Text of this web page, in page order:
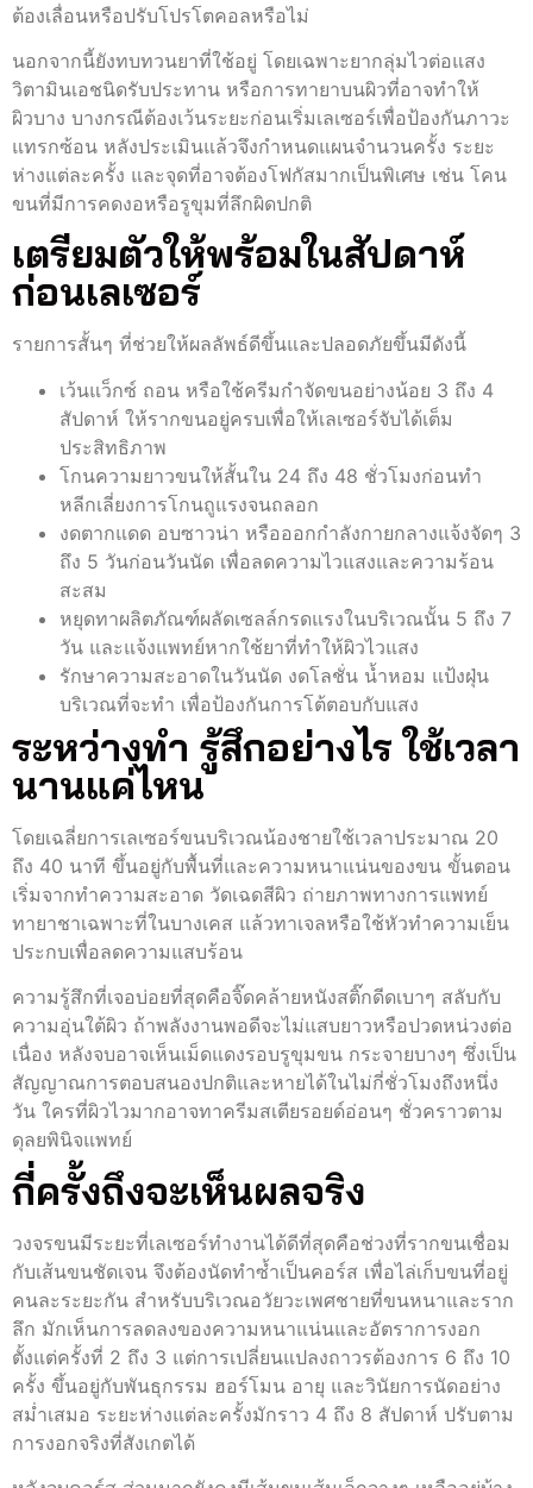
ต้องเลื่อนหรือปรับโปรโตคอลหรือไม่
นอกจากนี้ยังทบทวนยาที่ใช้อยู่ โดยเฉพาะยากลุ่มไวต่อแสง
วิตามินเอชนิดรับประทาน หรือการทายาบนผิวที่อาจทำให้
ผิวบาง บางกรณีต้องเว้นระยะก่อนเริ่มเลเซอร์เพื่อป้องกันภาวะ
แทรกซ้อน หลังประเมินแล้วจึงกำหนดแผนจำนวนครั้ง ระยะ
ห่างแต่ละครั้ง และจุดที่อาจต้องโฟกัสมากเป็นพิเศษ เช่น โคน
ขนที่มีการคดงอหรือรูขุมที่ลึกผิดปกติ
เตรียมตัวให้พร้อมในสัปดาห์
ก่อนเลเซอร์
รายการสั้นๆ ที่ช่วยให้ผลลัพธ์ดีขึ้นและปลอดภัยขึ้นมีดังนี้
เว้นแว็กซ์ ถอน หรือใช้ครีมกำจัดขนอย่างน้อย 3 ถึง 4
สัปดาห์ ให้รากขนอยู่ครบเพื่อให้เลเซอร์จับได้เต็ม
ประสิทธิภาพ
โกนความยาวขนให้สั้นใน 24 ถึง 48 ชั่วโมงก่อนทำ
หลีกเลี่ยงการโกนถูแรงจนถลอก
งดตากแดด อบซาวน่า หรือออกกำลังกายกลางแจ้งจัดๆ 3
ถึง 5 วันก่อนวันนัด เพื่อลดความไวแสงและความร้อน
สะสม
หยุดทาผลิตภัณฑ์ผลัดเซลล์กรดแรงในบริเวณนั้น 5 ถึง 7
วัน และแจ้งแพทย์หากใช้ยาที่ทำให้ผิวไวแสง
รักษาความสะอาดในวันนัด งดโลชั่น น้ำหอม แป้งฝุ่น
บริเวณที่จะทำ เพื่อป้องกันการโต้ตอบกับแสง
ระหว่างทำ รู้สึกอย่างไร ใช้เวลา
นานแค่ไหน
โดยเฉลี่ยการเลเซอร์ขนบริเวณน้องชายใช้เวลาประมาณ 20
ถึง 40 นาที ขึ้นอยู่กับพื้นที่และความหนาแน่นของขน ขั้นตอน
เริ่มจากทำความสะอาด วัดเฉดสีผิว ถ่ายภาพทางการแพทย์
ทายาชาเฉพาะที่ในบางเคส แล้วทาเจลหรือใช้หัวทำความเย็น
ประกบเพื่อลดความแสบร้อน
ความรู้สึกที่เจอบ่อยที่สุดคือจิ๊ดคล้ายหนังสติ๊กดีดเบาๆ สลับกับ
ความอุ่นใต้ผิว ถ้าพลังงานพอดีจะไม่แสบยาวหรือปวดหน่วงต่อ
เนื่อง หลังจบอาจเห็นเม็ดแดงรอบรูขุมขน กระจายบางๆ ซึ่งเป็น
สัญญาณการตอบสนองปกติและหายได้ในไม่กี่ชั่วโมงถึงหนึ่ง
วัน ใครที่ผิวไวมากอาจทาครีมสเตียรอยด์อ่อนๆ ชั่วคราวตาม
ดุลยพินิจแพทย์
กี่ครั้งถึงจะเห็นผลจริง
วงจรขนมีระยะที่เลเซอร์ทำงานได้ดีที่สุดคือช่วงที่รากขนเชื่อม
กับเส้นขนชัดเจน จึงต้องนัดทำซ้ำเป็นคอร์ส เพื่อไล่เก็บขนที่อยู่
คนละระยะกัน สำหรับบริเวณอวัยวะเพศชายที่ขนหนาและราก
ลึก มักเห็นการลดลงของความหนาแน่นและอัตราการงอก
ตั้งแต่ครั้งที่ 2 ถึง 3 แต่การเปลี่ยนแปลงถาวรต้องการ 6 ถึง 10
ครั้ง ขึ้นอยู่กับพันธุกรรม ฮอร์โมน อายุ และวินัยการนัดอย่าง
สม่ำเสมอ ระยะห่างแต่ละครั้งมักราว 4 ถึง 8 สัปดาห์ ปรับตาม
การงอกจริงที่สังเกตได้